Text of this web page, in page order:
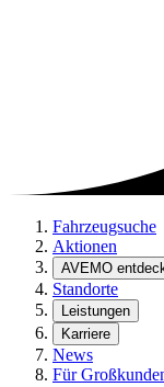
Fahrzeugsuche
Aktionen
AVEMO
Standorte
Leistungen
Karriere
News
Für